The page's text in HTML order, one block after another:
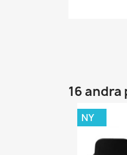
16
NY